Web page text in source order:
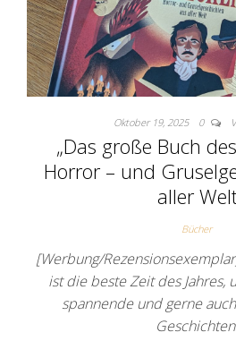
Oktober 19, 2025 0
„Das große Buch
Horror – und
aller
Bücher
[Werbung/
ist die beste Zeit des Jahres,
spannende und gerne